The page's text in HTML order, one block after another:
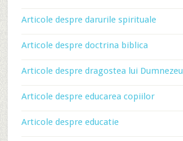
Articole despre darurile spirituale
Articole despre doctrina biblica
Articole despre dragostea lui Dumnezeu
Articole despre educarea copiilor
Articole despre educatie